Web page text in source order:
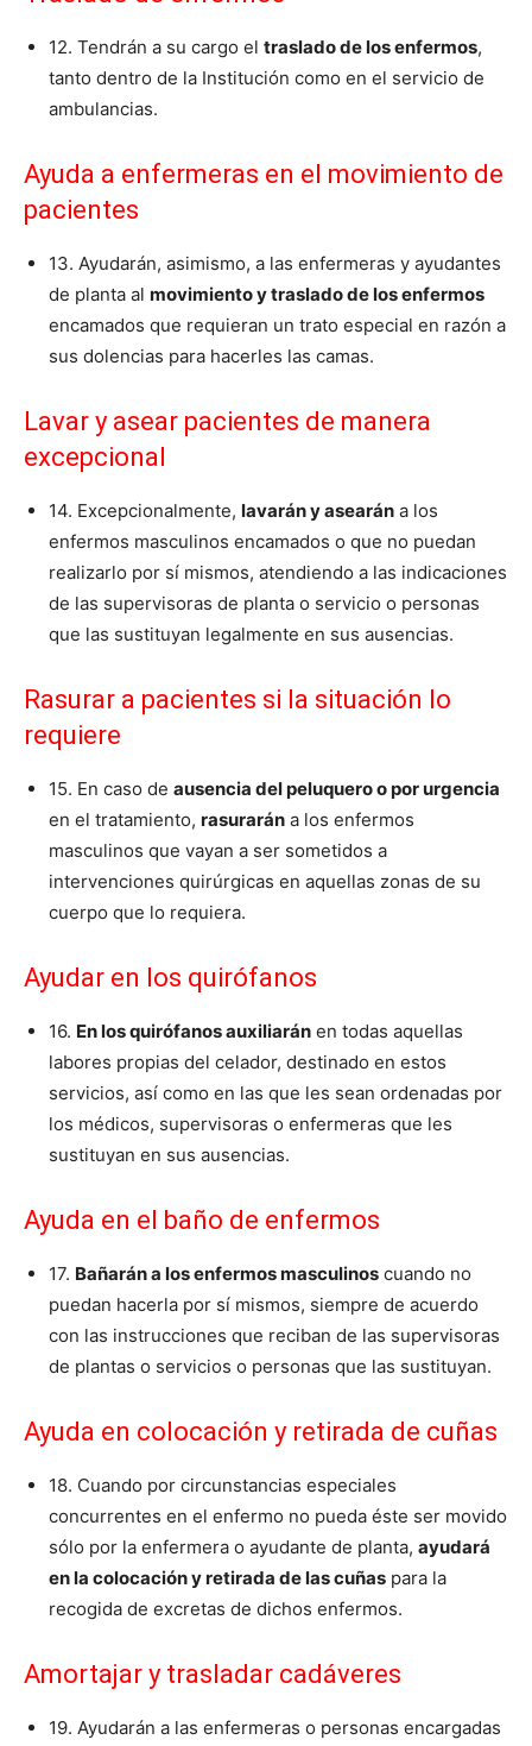
12. Tendrán a su cargo el traslado de los enfermos,
tanto dentro de la Institución como en el servicio de
ambulancias.
Ayuda a enfermeras en el movimiento de
pacientes
13. Ayudarán, asimismo, a las enfermeras y ayudantes
de planta al movimiento y traslado de los enfermos
encamados que requieran un trato especial en razón a
sus dolencias para hacerles las camas.
Lavar y asear pacientes de manera
excepcional
14. Excepcionalmente, lavarán y asearán a los
enfermos masculinos encamados o que no puedan
realizarlo por sí mismos, atendiendo a las indicaciones
de las supervisoras de planta o servicio o personas
que las sustituyan legalmente en sus ausencias.
Rasurar a pacientes si la situación lo
requiere
15. En caso de ausencia del peluquero o por urgencia
en el tratamiento, rasurarán a los enfermos
masculinos que vayan a ser sometidos a
intervenciones quirúrgicas en aquellas zonas de su
cuerpo que lo requiera.
Ayudar en los quirófanos
16. En los quirófanos auxiliarán en todas aquellas
labores propias del celador, destinado en estos
servicios, así como en las que les sean ordenadas por
los médicos, supervisoras o enfermeras que les
sustituyan en sus ausencias.
Ayuda en el baño de enfermos
17. Bañarán a los enfermos masculinos cuando no
puedan hacerla por sí mismos, siempre de acuerdo
con las instrucciones que reciban de las supervisoras
de plantas o servicios o personas que las sustituyan.
Ayuda en colocación y retirada de cuñas
18. Cuando por circunstancias especiales
concurrentes en el enfermo no pueda éste ser movido
sólo por la enfermera o ayudante de planta, ayudará
en la colocación y retirada de las cuñas para la
recogida de excretas de dichos enfermos.
Amortajar y trasladar cadáveres
19. Ayudarán a las enfermeras o personas encargadas